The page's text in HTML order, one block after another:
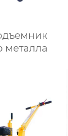
металла